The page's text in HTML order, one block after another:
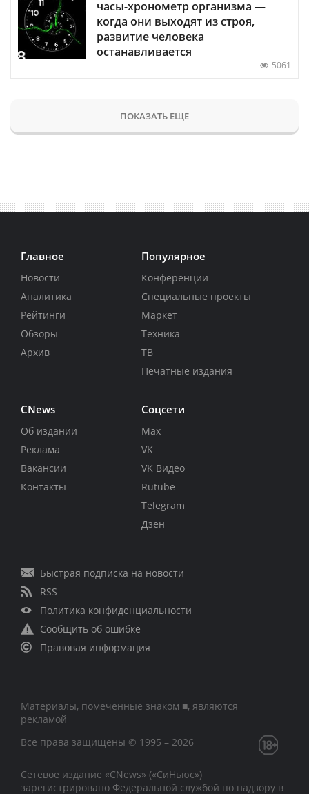
часы-хронометр организма —
когда они выходят из строя,
развитие человека
останавливается
5061
ПОКАЗАТЬ ЕЩЕ
Главное
Новости
Аналитика
Рейтинги
Обзоры
Архив
Популярное
Конференции
Специальные проекты
Маркет
Техника
ТВ
Печатные издания
CNews
Об издании
Реклама
Вакансии
Контакты
Соцсети
Max
VK
VK Видео
Rutube
Telegram
Дзен
Быстрая подписка на новости
RSS
Политика конфиденциальности
Сообщить об ошибке
Правовая информация
Материалы, помеченные знаком ■, являются
рекламой
Все права защищены © 1995 – 2026
Сетевое издание «CNews» («СиНьюс»)
зарегистрировано Федеральной службой по надзору в